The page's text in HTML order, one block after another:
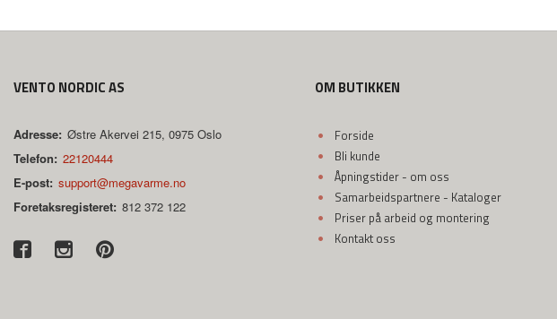
VENTO NORDIC AS
Adresse: Østre Akervei 215, 0975 Oslo
Telefon: 22120444
E-post: support@megavarme.no
Foretaksregisteret: 812 372 122
OM BUTIKKEN
Forside
Bli kunde
Åpningstider - om oss
Samarbeidspartnere - Kataloger
Priser på arbeid og montering
Kontakt oss